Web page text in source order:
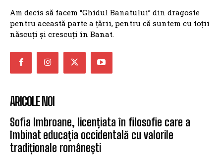
Am decis să facem “Ghidul Banatului” din dragoste
pentru această parte a țării, pentru că suntem cu toții
născuți și crescuți în Banat.
ARICOLE NOI
Sofia Imbroane, licențiata în filosofie care a
îmbinat educația occidentală cu valorile
tradiționale românești